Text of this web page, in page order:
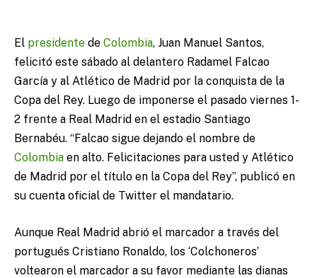
El presidente de Colombia, Juan Manuel Santos,
felicitó este sábado al delantero Radamel Falcao
García y al Atlético de Madrid por la conquista de la
Copa del Rey. Luego de imponerse el pasado viernes 1-
2 frente a Real Madrid en el estadio Santiago
Bernabéu. “Falcao sigue dejando el nombre de
Colombia en alto. Felicitaciones para usted y Atlético
de Madrid por el título en la Copa del Rey”, publicó en
su cuenta oficial de Twitter el mandatario.
Aunque Real Madrid abrió el marcador a través del
portugués Cristiano Ronaldo, los ‘Colchoneros’
voltearon el marcador a su favor mediante las dianas